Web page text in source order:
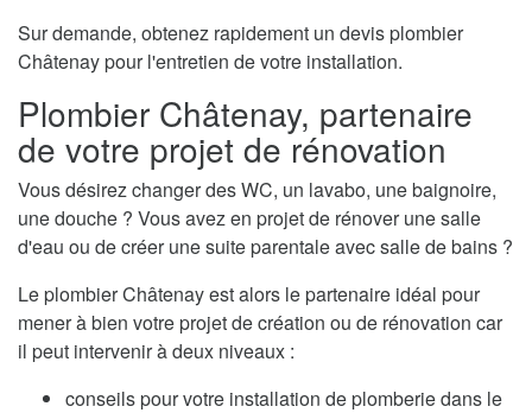
Sur demande, obtenez rapidement un devis plombier
Châtenay pour l'entretien de votre installation.
Plombier Châtenay, partenaire
de votre projet de rénovation
Vous désirez changer des WC, un lavabo, une baignoire,
une douche ? Vous avez en projet de rénover une salle
d'eau ou de créer une suite parentale avec salle de bains ?
Le plombier Châtenay est alors le partenaire idéal pour
mener à bien votre projet de création ou de rénovation car
il peut intervenir à deux niveaux :
conseils pour votre installation de plomberie dans le